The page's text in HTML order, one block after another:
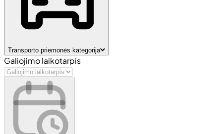
Transporto priemonės kategorija
Galiojimo laikotarpis